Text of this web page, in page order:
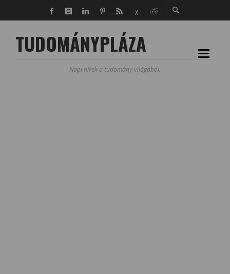
TUDOMÁNYPLÁZA
Napi hírek a tudomány világából.